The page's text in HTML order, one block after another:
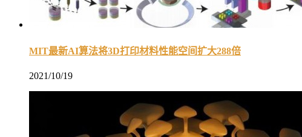
MIT最新AI算法将3D打印材料性能空间扩大288倍
2021/10/19